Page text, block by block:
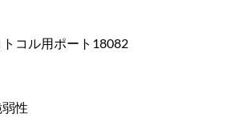
コル用ポート18082
弱性